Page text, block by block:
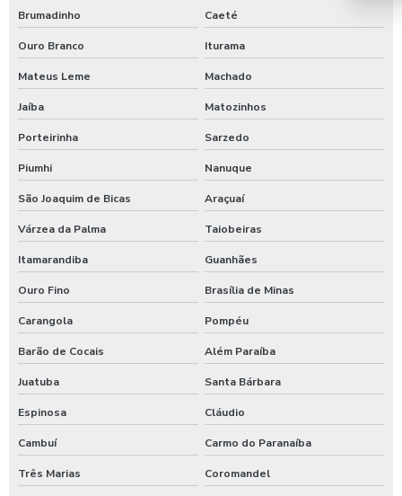
Shampoozeira automotiva
Shampoozeira automotiva manual
Shampoozeira automotiva pneumática
Shampoozeira automotiva profissional
Shampoozeira eletrônica
Shampoozeira industrial
Shampoozeira pneumática
Shampoozeira profissional
Shampoozeira sao paulo
Shampoozeira em sp
Shampoozeira valor
Shampoozeira a venda
Brumadinho Caeté
Ouro Branco Iturama
Mateus Leme Machado
Jaíba Matozinhos
Porteirinha Sarzedo
Piumhi Nanuque
São Joaquim de Bicas Araçuaí
Várzea da Palma Taiobeiras
Itamarandiba Guanhães
Ouro Fino Brasília de Minas
Carangola Pompéu
Barão de Cocais Além Paraíba
Juatuba Santa Bárbara
Espinosa Cláudio
Cambuí Carmo do Paranaíba
Três Marias Coromandel